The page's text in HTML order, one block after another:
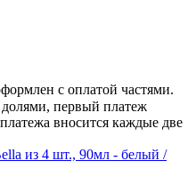
с оплатой частями.
первый платеж
вносится каждые две
из 4 шт., 90мл - белый /